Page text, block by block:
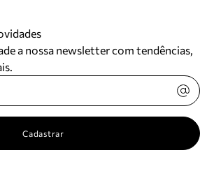
a nossa newsletter com tendências,
Cadastrar